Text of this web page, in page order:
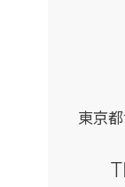
東京